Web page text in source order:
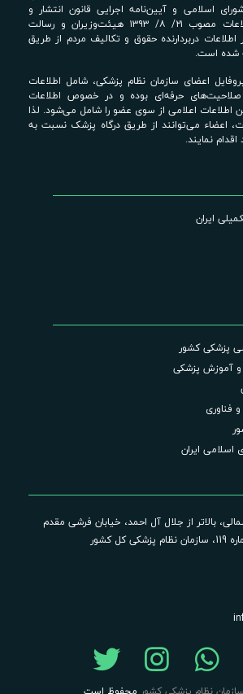
مجلس شورای اسلامی و آیین‌نامه اجرایی قانون انتشار و
دسترسی آزاد به اطلاعات مصوب ۲۱/ ۸/ ۱۳۹۳ هیئت‌وزیران و رسالت
اطلاعات دربردارنده حقوق و تکالیف مردم از طریق
شده است.
اعضای سازمان نظام پزشکی، شامل اطلاعات
حرفه‌ای بوده و در خصوص اطلاعات
اطلاعات اعلامی از سوی عضو را شامل می‌شود. لذا
اعضاء می‌توانند از طریق درگاه پزشک نسبت به
نمایند.
ایران
پزشکی کشور
و آموزش پزشکی
فناوری
ایران
بالاتر از جلال آل احمد، خیابان فرشی مقدم
کشور